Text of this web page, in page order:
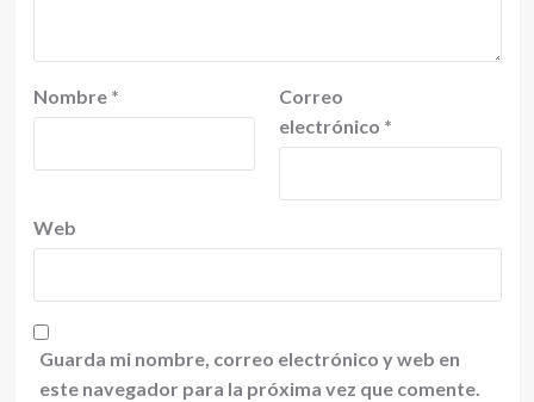
Nombre *
Correo
electrónico *
Web
Guarda mi nombre, correo electrónico y web en
este navegador para la próxima vez que comente.